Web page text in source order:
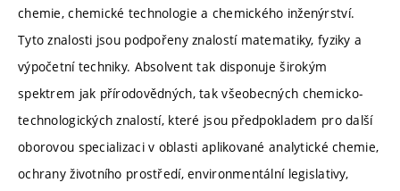
chemie, chemické technologie a chemického inženýrství.
Tyto znalosti jsou podpořeny znalostí matematiky, fyziky a
výpočetní techniky. Absolvent tak disponuje širokým
spektrem jak přírodovědných, tak všeobecných chemicko-
technologických znalostí, které jsou předpokladem pro další
oborovou specializaci v oblasti aplikované analytické chemie,
ochrany životního prostředí, environmentální legislativy,